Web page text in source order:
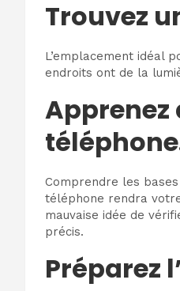
Trouvez
L’emplacement idéal
endroits ont de la
Apprenez
Comprendre les
téléphone rendra
mauvaise idée de
précis.
Préparez